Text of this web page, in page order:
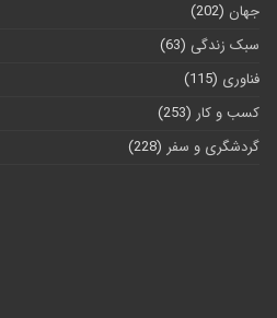
جهان (202)
سبک زندگی (63)
فناوری (115)
کسب و کار (253)
گردشگری و سفر (228)